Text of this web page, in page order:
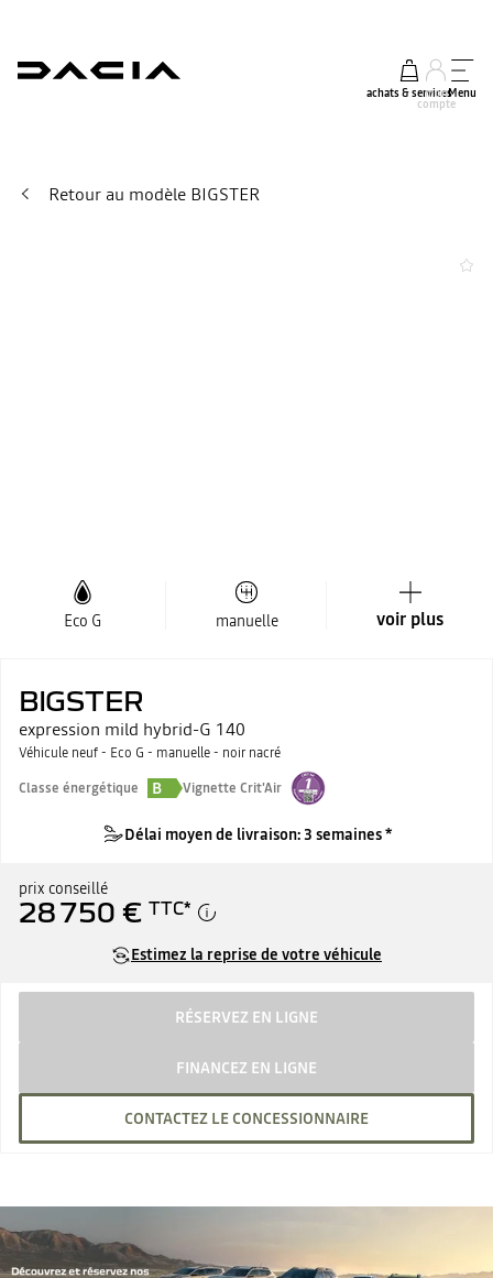
achats & services
mon
compte
Menu
Retour au modèle BIGSTER
Eco G manuelle voir plus
BIGSTER
expression mild hybrid-G 140
Véhicule neuf - Eco G - manuelle - noir nacré
Classe énergétique
B Vignette Crit'Air
Délai moyen de livraison: 3 semaines *
prix conseillé
28 750 € TTC*
Estimez la reprise de votre véhicule
RÉSERVEZ EN LIGNE
FINANCEZ EN LIGNE
CONTACTEZ LE CONCESSIONNAIRE